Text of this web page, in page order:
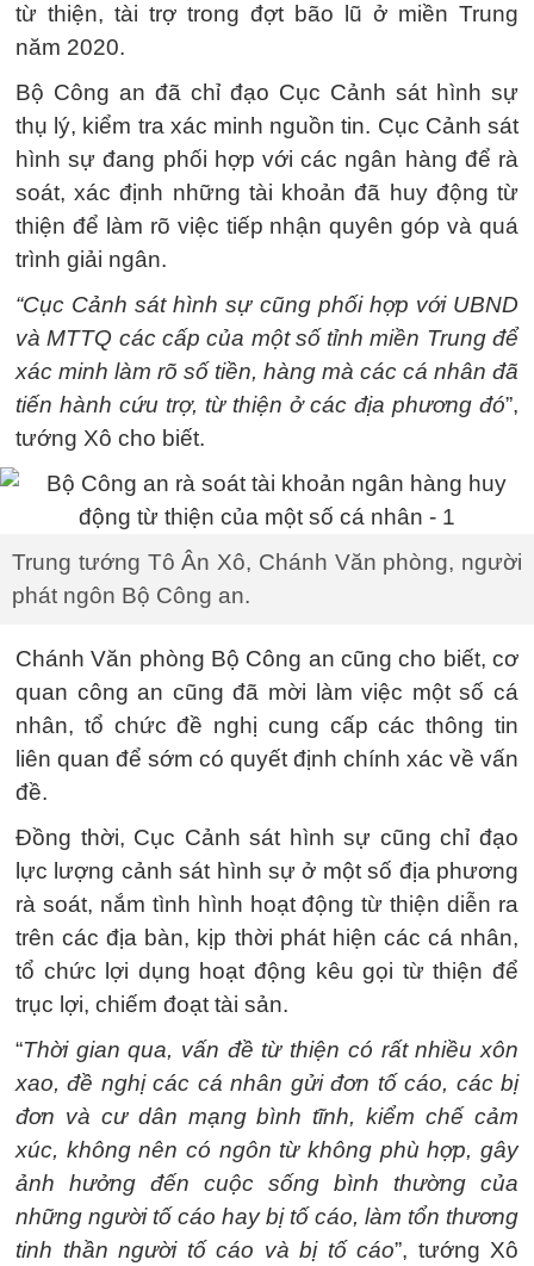
từ thiện, tài trợ trong đợt bão lũ ở miền Trung
năm 2020.
Bộ Công an đã chỉ đạo Cục Cảnh sát hình sự
thụ lý, kiểm tra xác minh nguồn tin. Cục Cảnh sát
hình sự đang phối hợp với các ngân hàng để rà
soát, xác định những tài khoản đã huy động từ
thiện để làm rõ việc tiếp nhận quyên góp và quá
trình giải ngân.
“Cục Cảnh sát hình sự cũng phối hợp với UBND
và MTTQ các cấp của một số tỉnh miền Trung để
xác minh làm rõ số tiền, hàng mà các cá nhân đã
tiến hành cứu trợ, từ thiện ở các địa phương đó”,
tướng Xô cho biết.
Trung tướng Tô Ân Xô, Chánh Văn phòng, người
phát ngôn Bộ Công an.
Chánh Văn phòng Bộ Công an cũng cho biết, cơ
quan công an cũng đã mời làm việc một số cá
nhân, tổ chức đề nghị cung cấp các thông tin
liên quan để sớm có quyết định chính xác về vấn
đề.
Đồng thời, Cục Cảnh sát hình sự cũng chỉ đạo
lực lượng cảnh sát hình sự ở một số địa phương
rà soát, nắm tình hình hoạt động từ thiện diễn ra
trên các địa bàn, kịp thời phát hiện các cá nhân,
tổ chức lợi dụng hoạt động kêu gọi từ thiện để
trục lợi, chiếm đoạt tài sản.
“Thời gian qua, vấn đề từ thiện có rất nhiều xôn
xao, đề nghị các cá nhân gửi đơn tố cáo, các bị
đơn và cư dân mạng bình tĩnh, kiểm chế cảm
xúc, không nên có ngôn từ không phù hợp, gây
ảnh hưởng đến cuộc sống bình thường của
những người tố cáo hay bị tố cáo, làm tổn thương
tinh thần người tố cáo và bị tố cáo”, tướng Xô